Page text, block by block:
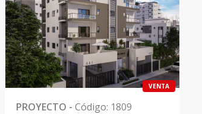
VENTA
PROYECTO - Código: 1809